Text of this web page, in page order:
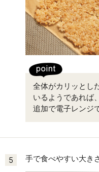
全体がカリッとし
いるようであれば
追加で電子レンジ
5 手で食べやすい大き